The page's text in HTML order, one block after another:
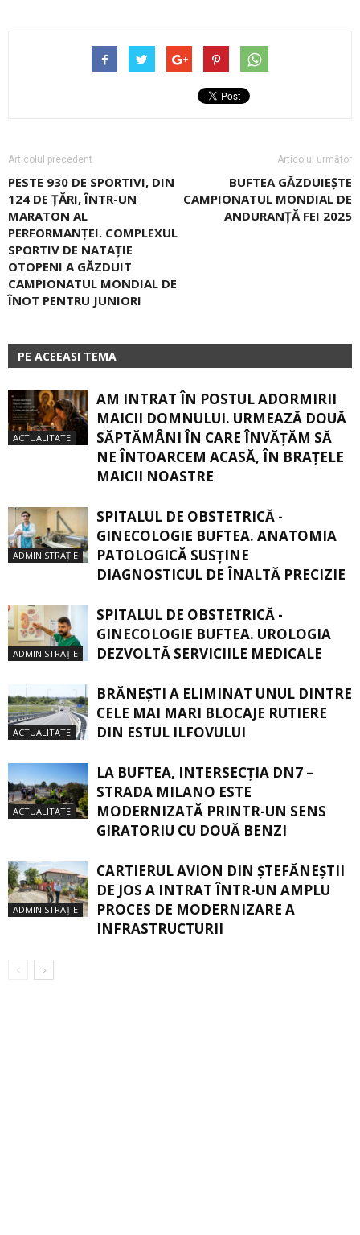
Articolul precedent
PESTE 930 DE SPORTIVI, DIN
124 DE ȚĂRI, ÎNTR-UN
MARATON AL
PERFORMANȚEI. COMPLEXUL
SPORTIV DE NATAŢIE
OTOPENI A GĂZDUIT
CAMPIONATUL MONDIAL DE
ÎNOT PENTRU JUNIORI
Articolul următor
BUFTEA GĂZDUIEȘTE
CAMPIONATUL MONDIAL DE
ANDURANȚĂ FEI 2025
PE ACEEASI TEMA
ACTUALITATE
AM INTRAT ÎN POSTUL ADORMIRII
MAICII DOMNULUI. URMEAZĂ DOUĂ
SĂPTĂMÂNI ÎN CARE ÎNVĂŢĂM SĂ
NE ÎNTOARCEM ACASĂ, ÎN BRAŢELE
MAICII NOASTRE
ADMINISTRAȚIE
SPITALUL DE OBSTETRICĂ -
GINECOLOGIE BUFTEA. ANATOMIA
PATOLOGICĂ SUSŢINE
DIAGNOSTICUL DE ÎNALTĂ PRECIZIE
ADMINISTRAȚIE
SPITALUL DE OBSTETRICĂ -
GINECOLOGIE BUFTEA. UROLOGIA
DEZVOLTĂ SERVICIILE MEDICALE
ACTUALITATE
BRĂNEȘTI A ELIMINAT UNUL DINTRE
CELE MAI MARI BLOCAJE RUTIERE
DIN ESTUL ILFOVULUI
ACTUALITATE
LA BUFTEA, INTERSECŢIA DN7 –
STRADA MILANO ESTE
MODERNIZATĂ PRINTR-UN SENS
GIRATORIU CU DOUĂ BENZI
ADMINISTRAȚIE
CARTIERUL AVION DIN ŞTEFĂNEŞTII
DE JOS A INTRAT ÎNTR-UN AMPLU
PROCES DE MODERNIZARE A
INFRASTRUCTURII